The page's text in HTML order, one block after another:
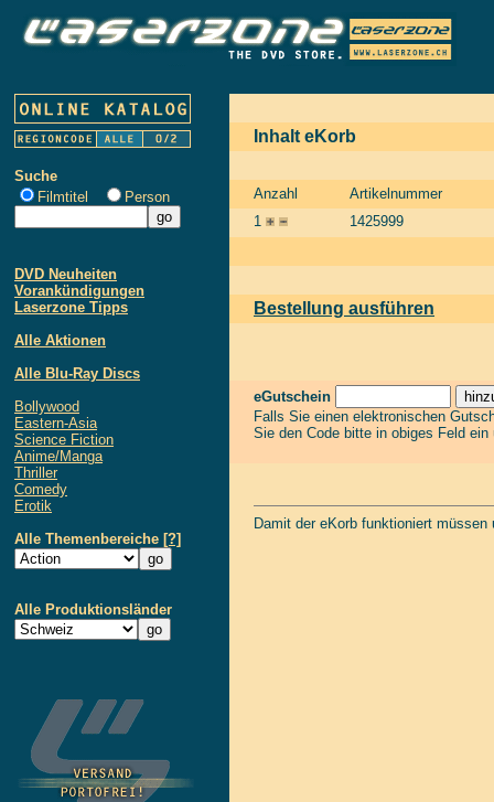
Suche
Filmtitel
Person
DVD Neuheiten
Vorankündigungen
Laserzone Tipps
Alle Aktionen
Alle Blu-Ray Discs
Bollywood
Eastern-Asia
Science Fiction
Anime/Manga
Thriller
Comedy
Erotik
Alle Themenbereiche [?]
Alle Produktionsländer
Inhalt eKorb
Anzahl
Artikelnummer
1
1425999
Bestellung ausführen
eGutschein
Falls Sie einen elektronischen
Sie den Code bitte in obiges Feld
Damit der eKorb funktioniert